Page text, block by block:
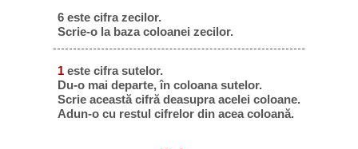
6 este cifra zecilor.
Scrie-o la baza coloanei zecilor.
1 este cifra sutelor.
Du-o mai departe, în coloana sutelor.
Scrie această cifră deasupra acelei coloane.
Adun-o cu restul cifrelor din acea coloană.